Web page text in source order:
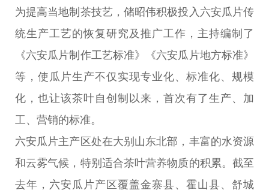
为提高当地制茶技艺，储昭伟积极投入六安瓜片传
统生产工艺的恢复研究及推广工作，主持编制了
《六安瓜片制作工艺标准》《六安瓜片地方标准》
等，使瓜片生产不仅实现专业化、标准化、规模
化，也让该茶叶自创制以来，首次有了生产、加
工、营销的标准。
六安瓜片主产区处在大别山东北部，丰富的水资源
和云雾气候，特别适合茶叶营养物质的积累。截至
去年，六安瓜片产区覆盖金寨县、霍山县、舒城